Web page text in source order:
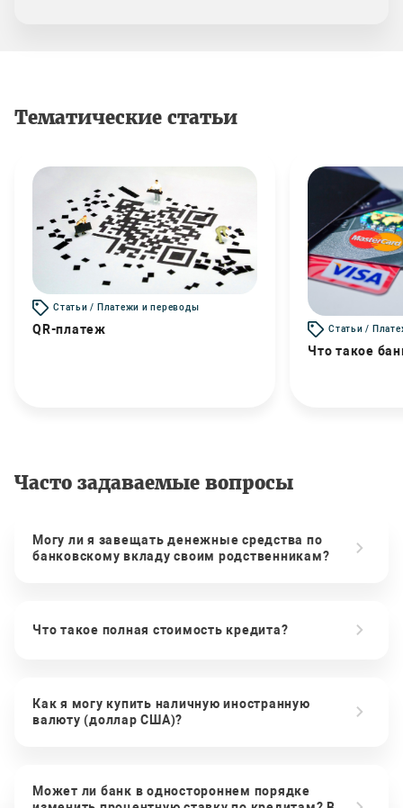
Тематические статьи
Статьи / Платежи и переводы
QR-платеж Статьи /
Что такое
Часто задаваемые вопросы
Могу ли я завещать денежные средства по
банковскому вкладу своим родственникам?
Что такое полная стоимость кредита?
Как я могу купить наличную иностранную
валюту (доллар США)?
Может ли банк в одностороннем порядке